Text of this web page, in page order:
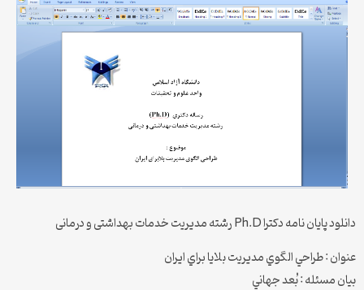
دانلود پایان نامه دکترا Ph.D رشته مدیریت خدمات بهداشتی و درمانی
عنوان : طراحي الگوي مديريت بلايا براي ايران
بيان مسئله : بُعد جهاني